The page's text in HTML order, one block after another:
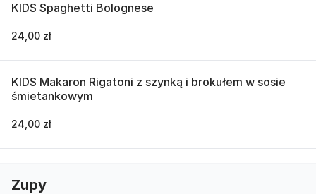
KIDS Spaghetti Bolognese
24,00 zł
KIDS Makaron Rigatoni z szynką i brokułem w sosie
śmietankowym
24,00 zł
Zupy